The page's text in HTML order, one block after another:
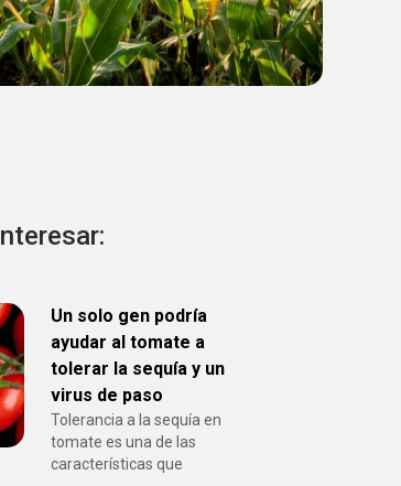
Un solo gen podría
ayudar al tomate a
tolerar la sequía y un
virus de paso
Tolerancia a la sequía en
tomate es una de las
características que